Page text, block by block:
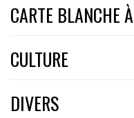
CARTE BLANCHE À
CULTURE
DIVERS